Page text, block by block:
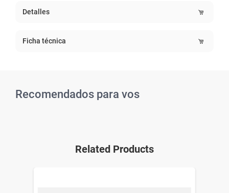
Detalles
Ficha técnica
Recomendados para vos
Related Products